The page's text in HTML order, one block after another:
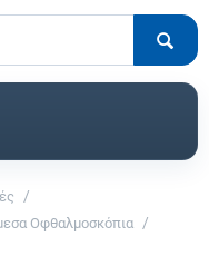
/
Οφθαλμοσκόπια /